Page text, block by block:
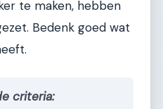
te maken, hebben
Bedenk goed wat
criteria: